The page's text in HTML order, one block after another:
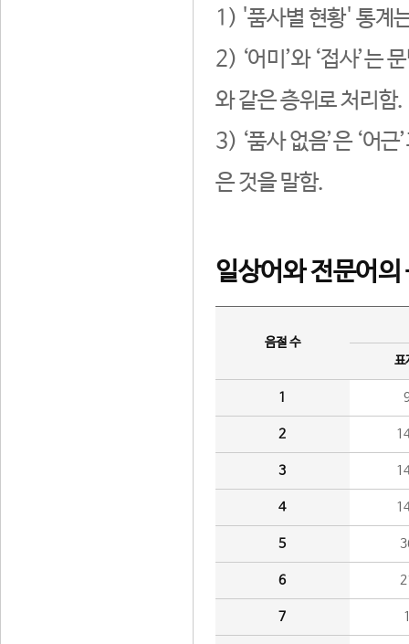
1) '품사별 현황' 통계
2) ‘어미’와 ‘접사’는
와 같은 층위로 처리함.
3) ‘품사 없음’은 ‘어
은 것을 말함.
일상어와 전문어의
음절 수
표
1
2
3
4
5
6
7